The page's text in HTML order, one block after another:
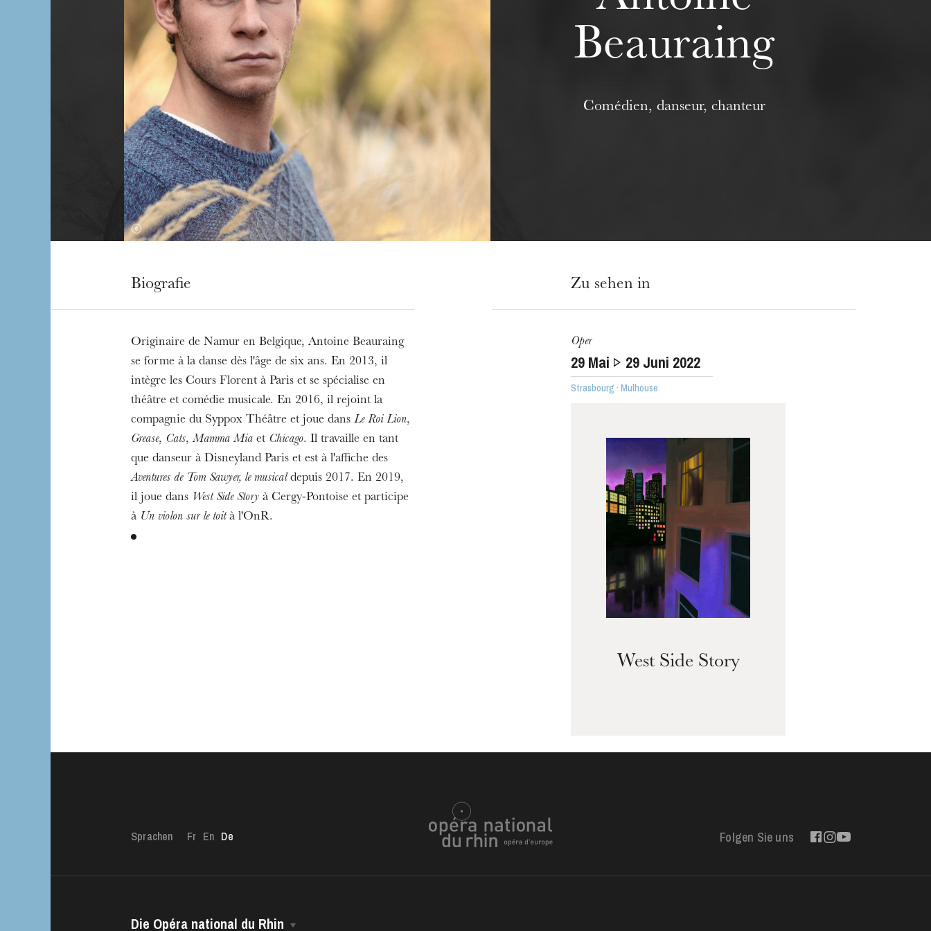
Führungen durch die Oper
19
Beauraing
Comédien, danseur, chanteur
Biografie
Originaire de Namur en Belgique, Antoine Beauraing
se forme à la danse dès l'âge de six ans. En 2013, il
intègre les Cours Florent à Paris et se spécialise en
théâtre et comédie musicale. En 2016, il rejoint la
compagnie du Syppox Théâtre et joue dans Le Roi Lion,
Grease, Cats,Mamma Miaet Chicago. Il travaille en tant
que danseur à Disneyland Paris et est à l'affiche des
Aventures de Tom Sawyer, le musicaldepuis 2017. En 2019,
il joue dans West Side Storyà Cergy-Pontoise et participe
à Un violon sur le toità l'OnR.
Zu sehen in
Oper
29 Mai 29 Juni 2022
Strasbourg · Mulhouse
West Side Story
Sprachen Fr En De Folgen Sie uns
Die Opéra national du Rhin